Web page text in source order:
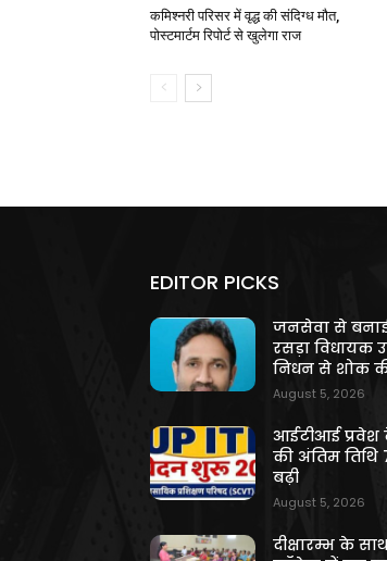
कमिश्नरी परिसर में वृद्ध की संदिग्ध मौत,
पोस्टमार्टम रिपोर्ट से खुलेगा राज
EDITOR PICKS
जनसेवा से
रसड़ा विधायक
निधन से शोक
August 5, 2026
आईटीआई
की अंतिम
बढ़ी
August 5, 2026
दीक्षारम्भ के